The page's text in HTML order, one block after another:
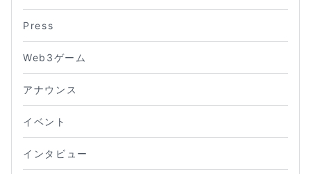
Press
Web3ゲーム
アナウンス
イベント
インタビュー